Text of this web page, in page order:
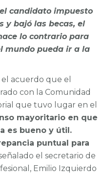
candidato impuesto
y bajó las becas, el
lo contrario para
mundo pueda ir a la
el acuerdo que el
con la Comunidad
que tuvo lugar en el
mayoritario en que
es bueno y útil.
puntual para
el secretario de
Emilio Izquierdo